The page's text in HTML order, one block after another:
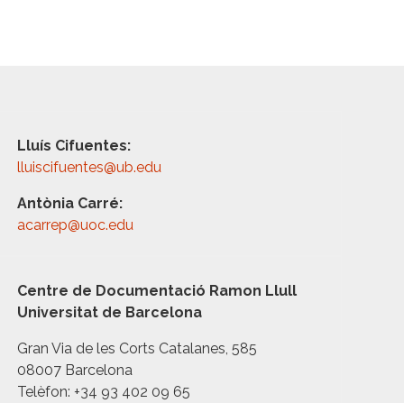
Lluís Cifuentes:
lluiscifuentes@ub.edu
Antònia Carré:
acarrep@uoc.edu
Centre de Documentació Ramon Llull
Universitat de Barcelona
Gran Via de les Corts Catalanes, 585
08007 Barcelona
Telèfon: +34 93 402 09 65